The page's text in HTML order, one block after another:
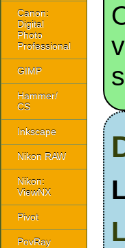
Canon:
Digital
Photo
Professional
GIMP
Hammer/
CS
Inkscape
Nikon RAW
Nikon:
ViewNX
Pivot
PovRay